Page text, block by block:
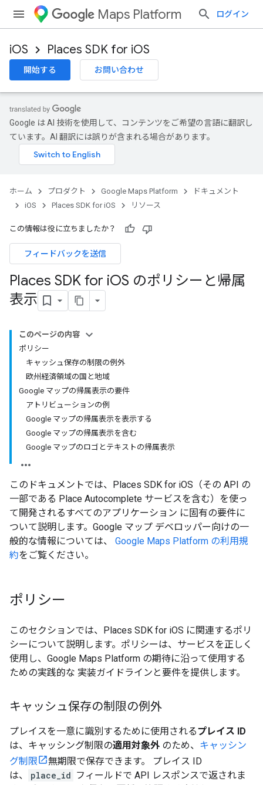
Maps Platform ログイン
iOS Places SDK for iOS
開始する お問い合わせ
Google は AI 技術を使用して、コンテンツをご希望の言語に翻訳し
ています。AI 翻訳には誤りが含まれる場合があります。
ホーム プロダクト Google Maps Platform
ドキュメント
iOS
Places SDK for iOS リソース
この情報は役に立ちましたか？
フィードバックを送信
Places SDK for iOS のポリシーと帰属
表示
このページの内容
ポリシー
キャッシュ保存の制限の例外
欧州経済領域の国と地域
Google マップの帰属表示の要件
アトリビューションの例
Google マップの帰属表示を表示する
Google マップの帰属表示を含む
Google マップのロゴとテキストの帰属表示
このドキュメントでは、Places SDK for iOS（その API の
一部である Place Autocomplete サービスを含む）を使っ
て開発されるすべてのアプリケーション に固有の要件に
ついて説明します。Google マップ デベロッパー向けの一
般的な情報については、 Google Maps Platform の利用規
約をご覧ください。
ポリシー
このセクションでは、Places SDK for iOS に関連するポリ
シーについて説明します。ポリシーは、サービスを正しく
使用し、Google Maps Platform の期待に沿って使用する
ための実践的な 実装ガイドラインと要件を提供します。
キャッシュ保存の制限の例外
プレイスを一意に識別するために使用されるプレイス ID
は、キャッシング制限の適用対象外 のため、 キャッシン
グ制限
無期限で保存できます。 プレイス ID
は、
place_id フィールドで API レスポンスで返されま